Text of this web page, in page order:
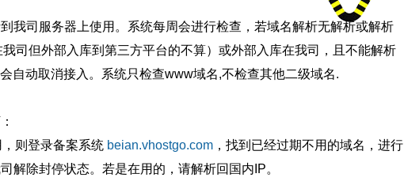
我司服务器上使用。系统每周会进行检查，若域名解析无解析或解析
司但外部入库到第三方平台的不算）或外部入库在我司，且不能解析
自动取消接入。系统只检查www域名,不检查其他二级域名.
则登录备案系统 beian.vhostgo.com ，找到已经过期不用的域名，进行
解除封停状态。若是在用的，请解析回国内IP。